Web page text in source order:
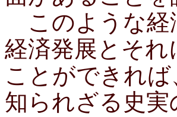
このような経
経済発展とそ
ことができれ
知られざる史